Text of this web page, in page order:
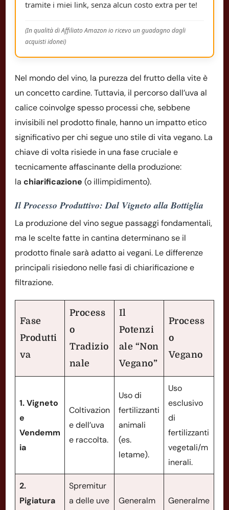
tramite i miei link, senza alcun costo extra per te!
(In qualità di Affiliato Amazon io ricevo un guadagno dagli
acquisti idonei)
Nel mondo del vino, la purezza del frutto della vite è
un concetto cardine. Tuttavia, il percorso dall’uva al
calice coinvolge spesso processi che, sebbene
invisibili nel prodotto finale, hanno un impatto etico
significativo per chi segue uno stile di vita vegano. La
chiave di volta risiede in una fase cruciale e
tecnicamente affascinante della produzione:
la chiarificazione (o illimpidimento).
Il Processo Produttivo: Dal Vigneto alla Bottiglia
La produzione del vino segue passaggi fondamentali,
ma le scelte fatte in cantina determinano se il
prodotto finale sarà adatto ai vegani. Le differenze
principali risiedono nelle fasi di chiarificazione e
filtrazione.
Fase
Produtti
va
Process
o
Tradizio
nale
Il
Potenzi
ale “Non
Vegano”
Process
o
Vegano
1. Vigneto
e
Vendemm
ia
Coltivazion
e dell’uva
e raccolta.
Uso di
fertilizzanti
animali
(es.
letame).
Uso
esclusivo
di
fertilizzanti
vegetali/m
inerali.
2.
Pigiatura
Spremitur
a delle uve
Generalm
Generalme